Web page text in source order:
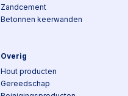
Zandcement
Betonnen keerwanden
Overig
Hout producten
Gereedschap